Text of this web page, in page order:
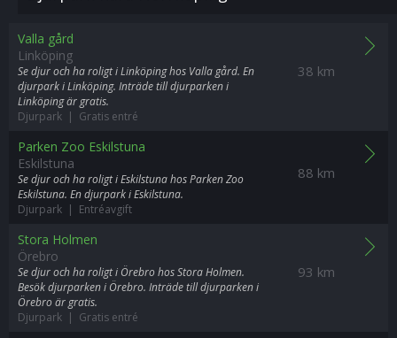
38 km
Valla gård
Linköping
Se djur och ha roligt i Linköping hos Valla gård. En
djurpark i Linköping. Inträde till djurparken i
Linköping är gratis.
Djurpark | Gratis entré
88 km
Parken Zoo Eskilstuna
Eskilstuna
Se djur och ha roligt i Eskilstuna hos Parken Zoo
Eskilstuna. En djurpark i Eskilstuna.
Djurpark | Entréavgift
93 km
Stora Holmen
Örebro
Se djur och ha roligt i Örebro hos Stora Holmen.
Besök djurparken i Örebro. Inträde till djurparken i
Örebro är gratis.
Djurpark | Gratis entré